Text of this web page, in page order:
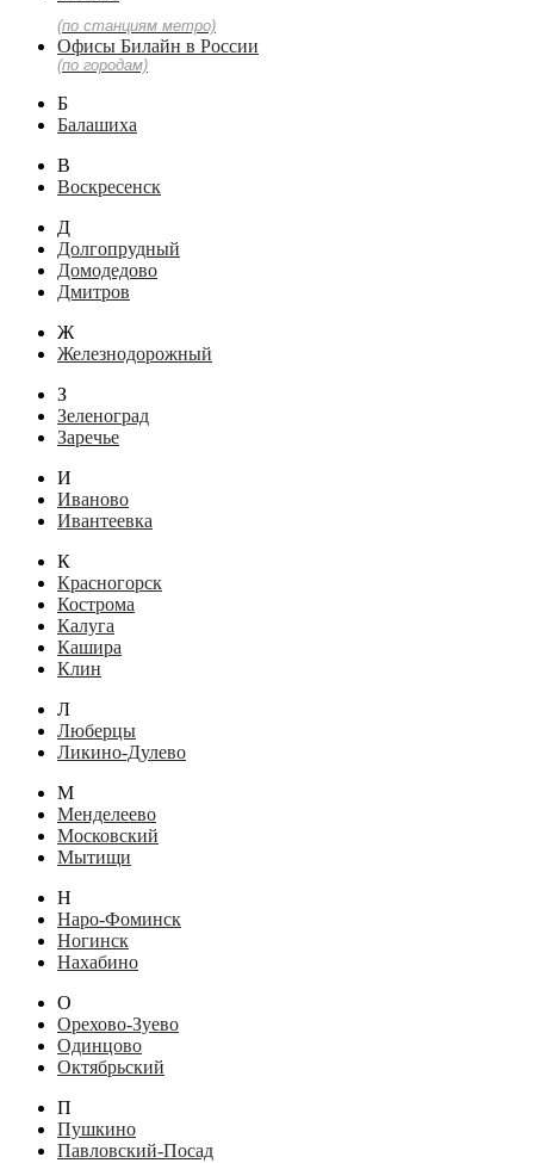
(по станциям метро)
Офисы Билайн в России
(по городам)
Б
Балашиха
В
Воскресенск
Д
Долгопрудный
Домодедово
Дмитров
Ж
Железнодорожный
З
Зеленоград
Заречье
И
Иваново
Ивантеевка
К
Красногорск
Кострома
Калуга
Кашира
Клин
Л
Люберцы
Ликино-Дулево
М
Менделеево
Московский
Мытищи
Н
Наро-Фоминск
Ногинск
Нахабино
О
Орехово-Зуево
Одинцово
Октябрьский
П
Пушкино
Павловский-Посад